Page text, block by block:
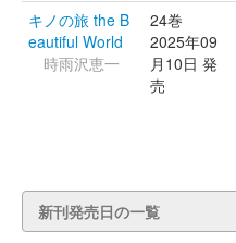
キノの旅 the B
eautiful World
時雨沢恵一
24巻
2025年09
月10日 発
売
新刊発売日の一覧